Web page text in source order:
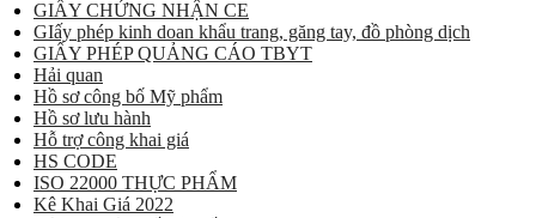
GIẤY CHỨNG NHẬN CE
GIấy phép kinh doan khẩu trang, găng tay, đồ phòng dịch
GIẤY PHÉP QUẢNG CÁO TBYT
Hải quan
Hồ sơ công bố Mỹ phẩm
Hồ sơ lưu hành
Hỗ trợ công khai giá
HS CODE
ISO 22000 THỰC PHẨM
Kê Khai Giá 2022